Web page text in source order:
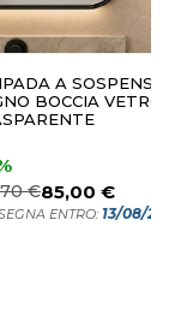
A
BOCCIA VETRO
€85,00 €
ENTRO: 13/08/